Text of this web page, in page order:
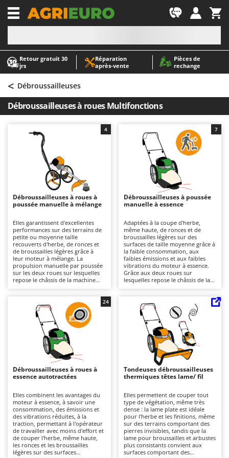
Retour gratuit 30
jrs
Réparation
après‑vente
Pièces de
rechange
-1
A
Abris de jardin
Accessoires pour tracteurs tondeuses autoportés
Aérateurs Scarificateurs pour gazon
Arracheuses de pommes de terre pour tracteur
Aspirateurs - Balais Électriques
Aspirateurs à cendres
Aspirateurs à feuilles sur roues
Aspirateurs de piscine
Aspirateurs Multifonctions
Atomiseurs agricoles pour tracteurs
Atomiseurs pour traitements
Autolaveuses
Autres produits
B
Balayeuses
Bancs de scie pour le bois - Scies à bûches
Barbecues
Bennes pour tracteur
Brosses pour sols extérieurs
Brouettes à moteur
Broyeurs à axe horizontal pour tracteur
Butteurs pour tracteur
C
Chargeurs de batterie - Démarreurs
Charrues pour tracteur
A
AgriEuro Premium
AgriEuro TOP-LINE
AGT
Aima
Airmec
AL-KO
ALA 2000
Alpina
Ama
Ambrogio Robot
Annovi Reverberi
ANTHBOT
Archman
Ardes
Argo
Ariete
Attila
Ausonia
Awelco
B
Baesso
Bahco
< Débroussailleuses
Débroussailleuses à roues Multifonctions
Débroussailleuses à roues à
poussée manuelle à mélange
Elles garantissent d'excellentes
performances sur des terrains de
petite ou moyenne taille
recouverts d'herbe, de ronces et
de broussailles légères grâce à
leur moteur à mélange. La
propulsion manuelle par poussée
sur les deux roues sur lesquelles
repose le châssis de la machine
une débroussailleuse classique, le
confort d'utilisation est nettement
supérieur. Il est nécessaire de
préparer correctement le mélange
pour en garantir le bon
fonctionnement et d'effectuer
régulièrement l'entretien du
moteur : nettoyage du filtre à air,
contrôle des bougies et du niveau
de carburant.
4
Débroussailleuses à poussée
manuelle à essence
Adaptées à la coupe d'herbe,
même haute, de ronces et de
broussailles légères sur des
surfaces de taille moyenne grâce à
la faible consommation, aux
faibles émissions et aux faibles
vibrations du moteur à essence.
Grâce aux deux roues sur
lesquelles repose le châssis de la
surfaces à couper, ce qui les rend
plus légères et plus faciles à
manœuvrer que les modèles
automoteurs. Elles nécessitent
l'entretien ordinaire du moteur à
explosion : contrôle périodique
du filtre, de l'huile et des bougies,
mais pas la préparation du
7
Débroussailleuses à roues à
essence autotractées
Elles combinent les avantages du
moteur à essence, à savoir une
consommation, des émissions et
des vibrations réduites, à la
traction, permettant à l'opérateur
de travailler avec moins d'effort et
de couper l'herbe, même haute,
les ronces et les broussailles
légères sur des surfaces
24
Tondeuses débroussailleuses
thermiques têtes lame/ fil
Elles permettent de couper tout
type de végétation, même très
dense : la lame plate est idéale
pour l'herbe et les finitions, même
sur des terrains comportant des
pierres invisibles, tandis que la
lame pour broussailles et arbustes
plus consistants convient aux
surfaces comportant des